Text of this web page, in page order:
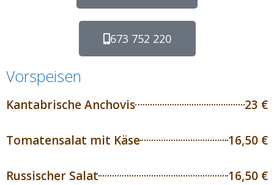
673 752 220
Vorspeisen
Kantabrische Anchovis 23 €
Tomatensalat mit Käse 16,50 €
Russischer Salat 16,50 €